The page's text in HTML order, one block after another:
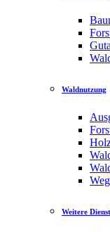
Waldnutzung
Weitere